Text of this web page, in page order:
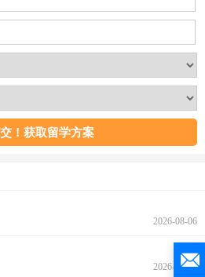
2026-08-06
2026-08-06